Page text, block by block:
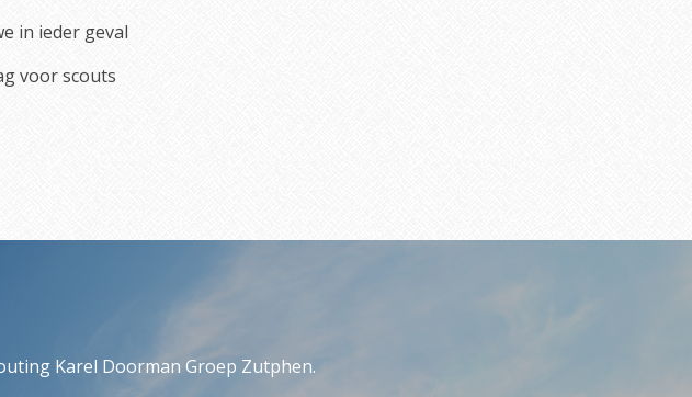
in ieder geval
voor scouts
Karel Doorman Groep Zutphen.